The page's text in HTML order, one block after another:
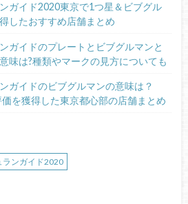
ガイド2020東京で1つ星＆ビブグル
したおすすめ店舗まとめ
ガイドのプレートとビブグルマンと
味は?種類やマークの見方についても
ガイドのビブグルマンの意味は？
を獲得した東京都心部の店舗まとめ
ランガイド2020